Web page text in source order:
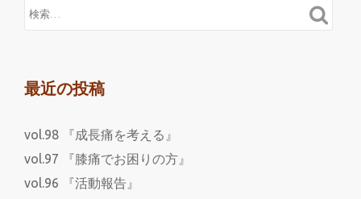
最近の投稿
vol.98 『成長痛を考える』
vol.97 『膝痛でお困りの方』
vol.96 『活動報告』